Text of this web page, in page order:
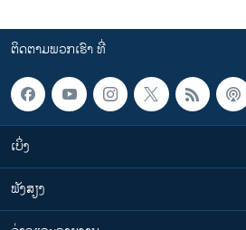
ຕິດຕາມພວກເຮົາ ທີ່
ເບິ່ງ
ຟັງສຽງ